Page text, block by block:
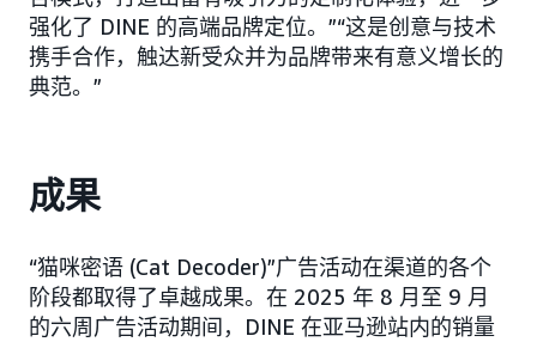
强化了 DINE 的高端品牌定位。”“这是创意与技术
携手合作，触达新受众并为品牌带来有意义增长的
典范。”
成果
“猫咪密语 (Cat Decoder)”广告活动在渠道的各个
阶段都取得了卓越成果。在 2025 年 8 月至 9 月
的六周广告活动期间，DINE 在亚马逊站内的销量